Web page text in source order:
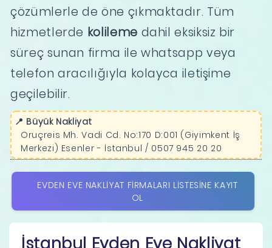
çözümlerle de öne çıkmaktadır. Tüm
hizmetlerde kolileme dahil eksiksiz bir
süreç sunan firma ile whatsapp veya
telefon aracılığıyla kolayca iletişime
geçilebilir.
📍 Büyük Nakliyat
Oruçreis Mh. Vadi Cd. No:170 D:001 (Giyimkent İş
Merkezi) Esenler - İstanbul / 0507 945 20 20
EVDEN EVE NAKLIYAT FIRMALARI LISTESINE KAYIT
OL
İstanbul Evden Eve Nakliyat